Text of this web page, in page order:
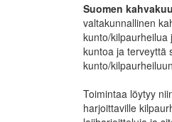
Suomen
valtakunnallinen
kunto/kilpaurheilua
kuntoa ja terveyttä
kunto/
Toimintaa löytyy
harjoittaville